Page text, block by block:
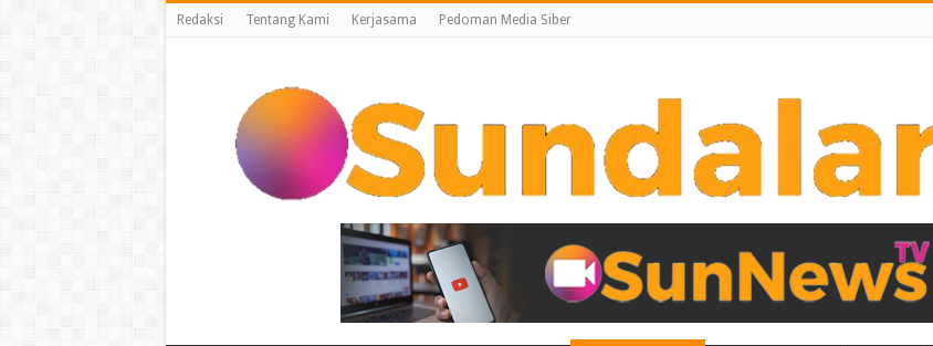
Redaksi Tentang Kami Kerjasama Pedoman Media Siber